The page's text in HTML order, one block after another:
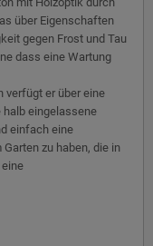
über Eigenschaften
gegen Frost und Tau
dass eine Wartung
verfügt er über eine
eingelassene
einfach eine
zu haben, die in